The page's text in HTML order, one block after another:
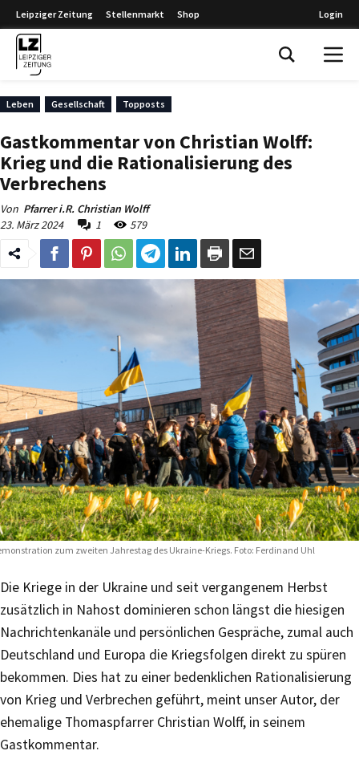
Leipziger Zeitung Stellenmarkt Shop Login
Leben Gesellschaft Topposts
Gastkommentar von Christian Wolff:
Krieg und die Rationalisierung des
Verbrechens
Von Pfarrer i.R. Christian Wolff
23. März 2024
1 579
zum zweiten Jahrestag des Ukraine-Kriegs. Foto: Ferdinand Uhl
Die Kriege in der Ukraine und seit vergangenem Herbst
zusätzlich in Nahost dominieren schon längst die hiesigen
Nachrichtenkanäle und persönlichen Gespräche, zumal auch
Deutschland und Europa die Kriegsfolgen direkt zu spüren
bekommen. Dies hat zu einer bedenklichen Rationalisierung
von Krieg und Verbrechen geführt, meint unser Autor, der
ehemalige Thomaspfarrer Christian Wolff, in seinem
Gastkommentar.